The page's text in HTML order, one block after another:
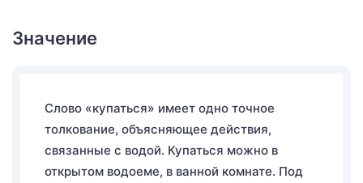
Значение
Слово «купаться» имеет одно точное
толкование, объясняющее действия,
связанные с водой. Купаться можно в
открытом водоеме, в ванной комнате. Под